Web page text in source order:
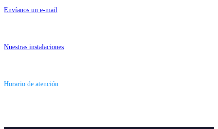
Envíanos un e-mail
Nuestras instalaciones
Horario de atención